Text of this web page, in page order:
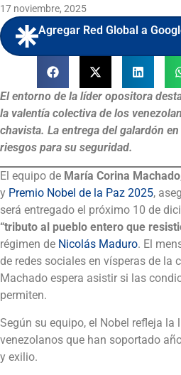
17 noviembre, 2025
Agregar Red Global a
El entorno de la líder opositora
la valentía colectiva de los
chavista. La entrega del galardón
riesgos para su seguridad.
El equipo de María Corina Machado
y Premio Nobel de la Paz 2025,
será entregado el próximo 10 de
“tributo al pueblo entero que
régimen de Nicolás Maduro. El
de redes sociales en vísperas de la
Machado espera asistir si las
permiten.
Según su equipo, el Nobel refleja la
venezolanos que han soportado
y exilio.